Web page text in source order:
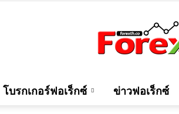
โบรกเกอร์ฟอเร็กซ์ ข่าวฟอเร็กซ์